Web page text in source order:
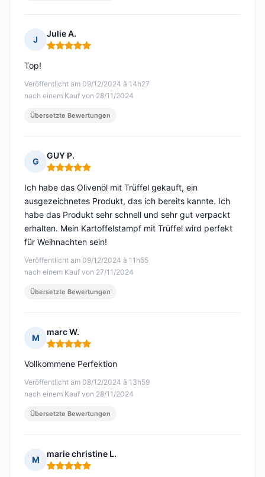
J
Julie A.
Hinweis: 5 von 5
Veröffentlicht am 09/12/2024 à 14h27
nach einem Kauf von 28/11/2024
Top!
Übersetzte Bewertungen
G
GUY P.
Hinweis: 5 von 5
Veröffentlicht am 09/12/2024 à 11h55
nach einem Kauf von 27/11/2024
Ich habe das Olivenöl mit Trüffel gekauft, ein
ausgezeichnetes Produkt, das ich bereits kannte. Ich
habe das Produkt sehr schnell und sehr gut verpackt
erhalten. Mein Kartoffelstampf mit Trüffel wird perfekt
für Weihnachten sein!
Übersetzte Bewertungen
M
marc W.
Hinweis: 5 von 5
Veröffentlicht am 08/12/2024 à 13h59
nach einem Kauf von 28/11/2024
Vollkommene Perfektion
Übersetzte Bewertungen
M
marie christine L.
Hinweis: 5 von 5